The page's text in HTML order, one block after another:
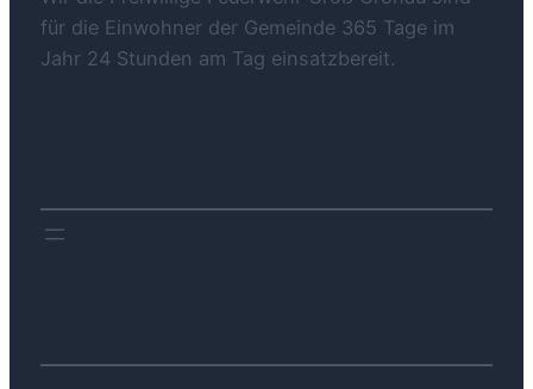
für die Einwohner der Gemeinde 365 Tage im
Jahr 24 Stunden am Tag einsatzbereit.